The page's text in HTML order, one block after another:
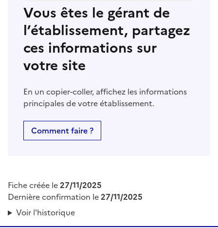
Vous êtes le gérant de
l’établissement, partagez
ces informations sur
votre site
En un copier-coller, affichez les informations
principales de votre établissement.
Comment faire ?
Fiche créée le27/11/2025
Dernière confirmation le27/11/2025
Voir l'historique